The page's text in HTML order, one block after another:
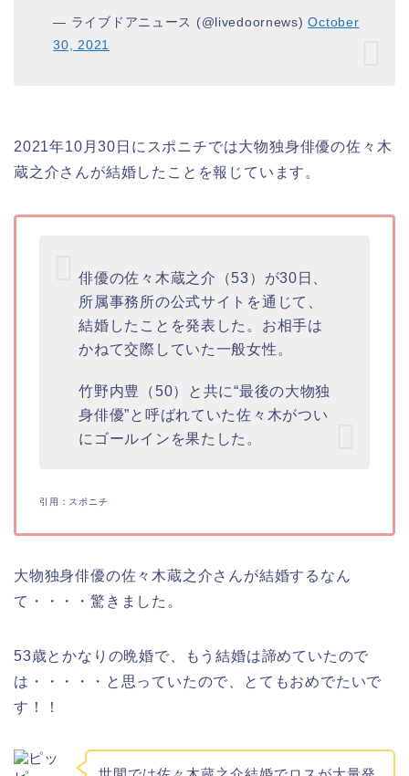
— ライブドアニュース (@livedoornews)October
30, 2021
2021年10月30日にスポニチでは大物独身俳優の佐々木
蔵之介さんが結婚したことを報じています。
俳優の佐々木蔵之介（53）が30日、
所属事務所の公式サイトを通じて、
結婚したことを発表した。お相手は
かねて交際していた一般女性。
竹野内豊（50）と共に“最後の大物独
身俳優”と呼ばれていた佐々木がつい
にゴールインを果たした。
引用：スポニチ
大物独身俳優の佐々木蔵之介さんが結婚するなん
て・・・・驚きました。
53歳とかなりの晩婚で、もう結婚は諦めていたので
は・・・・・と思っていたので、とてもおめでたいで
す！！